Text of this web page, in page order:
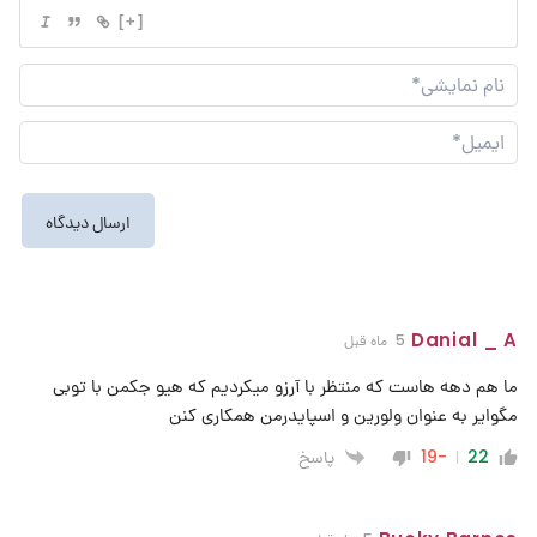
[+]
نام
Danial _ A 5 ماه قبل
ما هم دهه هاست که منتظر با آرزو میکردیم که هیو جکمن با توبی
مگوایر به عنوان ولورین و اسپایدرمن همکاری کنن
22
-19 پاسخ